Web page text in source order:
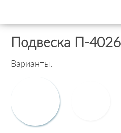
Подвеска П-4026
Варианты: